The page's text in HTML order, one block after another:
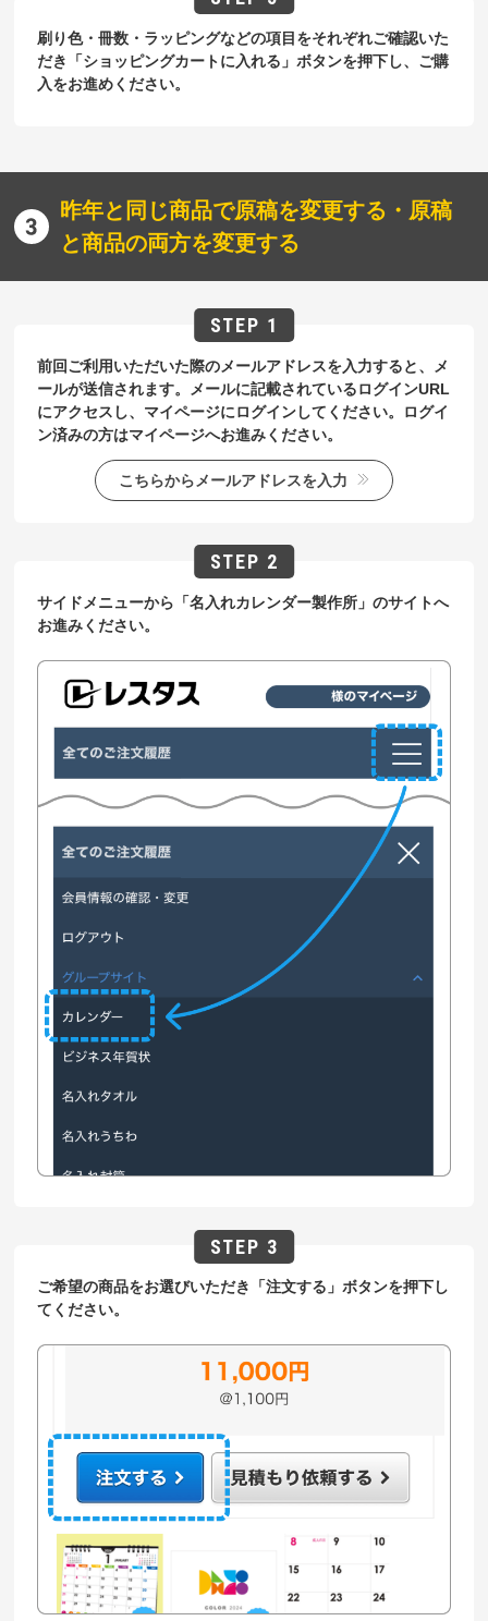
刷り色・冊数・ラッピングなどの項目をそれぞれご確認いた
だき「ショッピングカートに入れる」ボタンを押下し、ご購
入をお進めください。
昨年と同じ商品で原稿を変更する・原稿
と商品の両方を変更する
前回ご利用いただいた際のメールアドレスを入力すると、メ
ールが送信されます。メールに記載されているログインURL
にアクセスし、マイページにログインしてください。ログイ
ン済みの方はマイページへお進みください。
こちらからメールアドレスを入力
サイドメニューから「名入れカレンダー製作所」のサイトへ
お進みください。
ご希望の商品をお選びいただき「注文する」ボタンを押下し
てください。